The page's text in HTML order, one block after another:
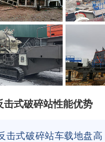
击式破碎站性能优势
击式破碎站车载地盘